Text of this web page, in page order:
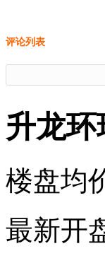
评论列表
升龙
楼盘均
最新开